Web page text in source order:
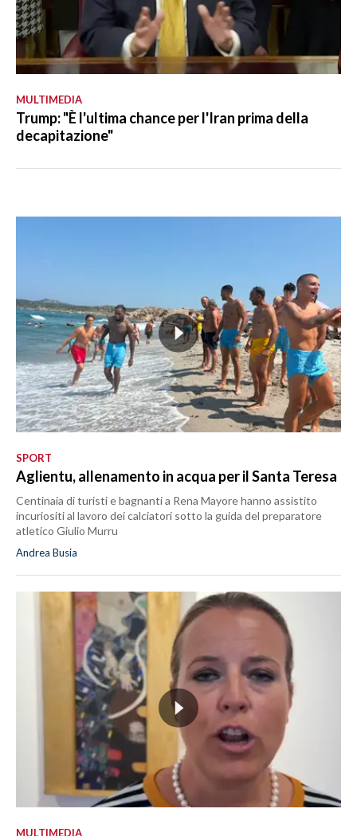
MULTIMEDIA
Trump: "È l'ultima chance per l'Iran prima della
decapitazione"
SPORT
Aglientu, allenamento in acqua per il Santa Teresa
Centinaia di turisti e bagnanti a Rena Mayore hanno assistito
incuriositi al lavoro dei calciatori sotto la guida del preparatore
atletico Giulio Murru
Andrea Busia
MULTIMEDIA